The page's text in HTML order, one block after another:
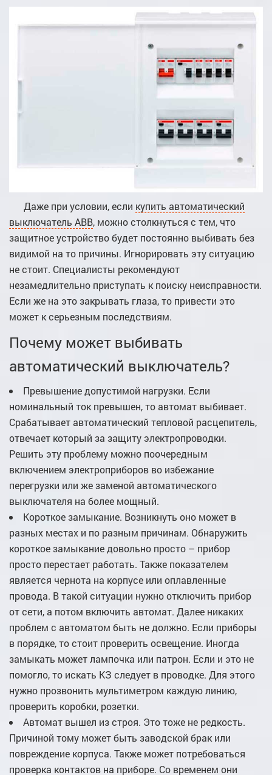
Даже при условии, если купить автоматический
выключатель ABB, можно столкнуться с тем, что
защитное устройство будет постоянно выбивать без
видимой на то причины. Игнорировать эту ситуацию
не стоит. Специалисты рекомендуют
незамедлительно приступать к поиску неисправности.
Если же на это закрывать глаза, то привести это
может к серьезным последствиям.
Почему может выбивать
автоматический выключатель?
Превышение допустимой нагрузки. Если
номинальный ток превышен, то автомат выбивает.
Срабатывает автоматический тепловой расцепитель,
отвечает который за защиту электропроводки.
Решить эту проблему можно поочередным
включением электроприборов во избежание
перегрузки или же заменой автоматического
выключателя на более мощный.
Короткое замыкание. Возникнуть оно может в
разных местах и по разным причинам. Обнаружить
короткое замыкание довольно просто – прибор
просто перестает работать. Также показателем
является чернота на корпусе или оплавленные
провода. В такой ситуации нужно отключить прибор
от сети, а потом включить автомат. Далее никаких
проблем с автоматом быть не должно. Если приборы
в порядке, то стоит проверить освещение. Иногда
замыкать может лампочка или патрон. Если и это не
помогло, то искать КЗ следует в проводке. Для этого
нужно прозвонить мультиметром каждую линию,
проверить коробки, розетки.
Автомат вышел из строя. Это тоже не редкость.
Причиной тому может быть заводской брак или
повреждение корпуса. Также может потребоваться
проверка контактов на приборе. Со временем они